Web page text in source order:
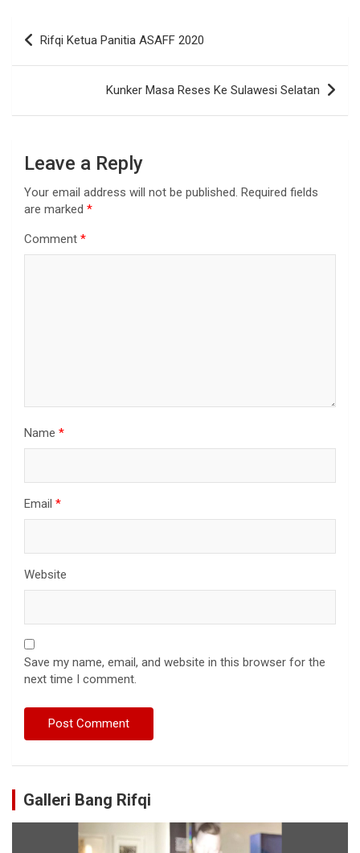
Rifqi Ketua Panitia ASAFF 2020
Kunker Masa Reses Ke Sulawesi Selatan
Leave a Reply
Your email address will not be published. Required fields
are marked *
Comment *
Name *
Email *
Website
Save my name, email, and website in this browser for the
next time I comment.
Galleri Bang Rifqi